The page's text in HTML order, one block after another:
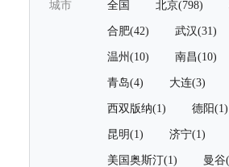
城市 全国 北京(798)
合肥(42) 武汉(31)
温州(10) 南昌(10)
青岛(4) 大连(3)
西双版纳(1) 德阳(1)
昆明(1) 济宁(1)
美国奥斯汀(1) 曼谷